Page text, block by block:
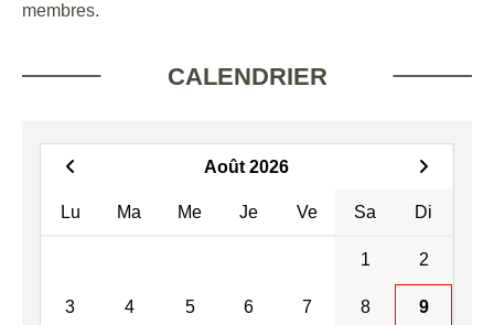
membres.
CALENDRIER
Août 2026
Lu Ma Me Je Ve Sa Di
1 2
3 4 5 6 7 8 9